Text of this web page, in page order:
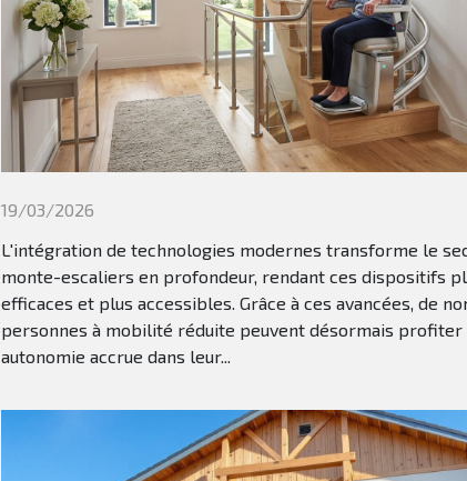
19/03/2026
L'intégration de technologies modernes transforme le
monte-escaliers en profondeur, rendant ces dispositifs
efficaces et plus accessibles. Grâce à ces avancées, de
personnes à mobilité réduite peuvent désormais profiter
autonomie accrue dans leur...